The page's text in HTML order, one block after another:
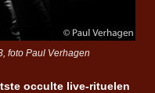
foto Paul Verhagen
occulte live-rituelen